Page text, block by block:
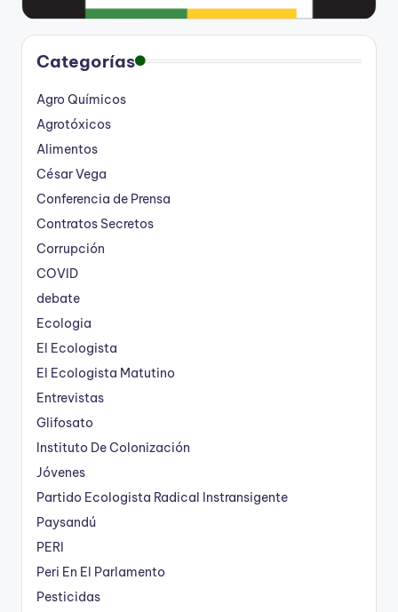
Categorías
Agro Químicos
Agrotóxicos
Alimentos
César Vega
Conferencia de Prensa
Contratos Secretos
Corrupción
COVID
debate
Ecologia
El Ecologista
El Ecologista Matutino
Entrevistas
Glifosato
Instituto De Colonización
Jóvenes
Partido Ecologista Radical Instransigente
Paysandú
PERI
Peri En El Parlamento
Pesticidas